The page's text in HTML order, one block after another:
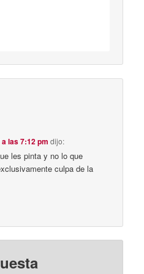
las 7:12 pm dijo:
les pinta y no lo que
culpa de la